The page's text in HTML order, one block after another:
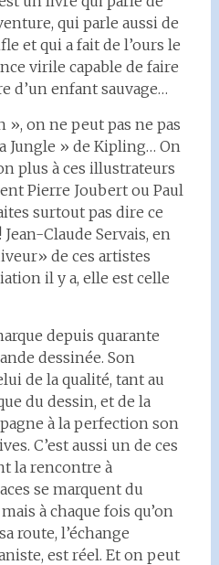
qui parle aussi de
et qui a fait de l’ours le
virile capable de faire
d’un enfant sauvage…
on ne peut pas ne pas
Jungle » de Kipling… On
plus à ces illustrateurs
Pierre Joubert ou Paul
surtout pas dire ce
Claude Servais, en
de ces artistes
il y a, elle est celle
depuis quarante
dessinée. Son
de la qualité, tant au
du dessin, et de la
à la perfection son
C’est aussi un de ces
la rencontre à
se marquent du
à chaque fois qu’on
route, l’échange
est réel. Et on peut